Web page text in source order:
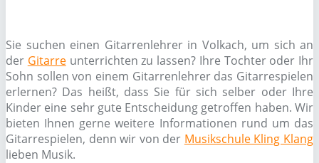
Sie suchen einen Gitarrenlehrer in Volkach, um sich an
der Gitarreunterrichten zu lassen? Ihre Tochter oder Ihr
Sohn sollen von einem Gitarrenlehrer das Gitarrespielen
erlernen? Das heißt, dass Sie für sich selber oder Ihre
Kinder eine sehr gute Entscheidung getroffen haben. Wir
bieten Ihnen gerne weitere Informationen rund um das
Gitarrespielen, denn wir von der Musikschule Kling Klang
lieben Musik.